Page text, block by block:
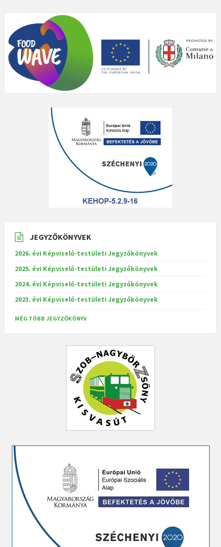
JEGYZŐKÖNYVEK
2026. évi Képviselő-testületi Jegyzőkönyvek
2025. évi Képviselő-testületi Jegyzőkönyvek
2024. évi Képviselő-testületi Jegyzőkönyvek
2023. évi Képviselő-testületi Jegyzőkönyvek
MÉG TÖBB JEGYZŐKÖNYV